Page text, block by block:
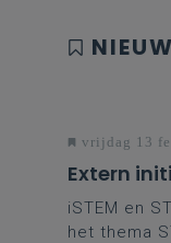
vrijdag 13
Extern
iSTEM en
het thema